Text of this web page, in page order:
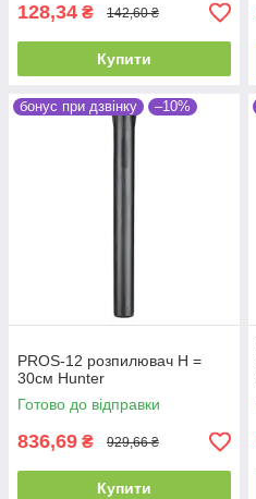
128,34 ₴ 142,60 ₴
Купити
бонус при дзвінку –10%
PROS-12 розпилювач Н =
30см Hunter
Готово до відправки
836,69 ₴ 929,66 ₴
Купити